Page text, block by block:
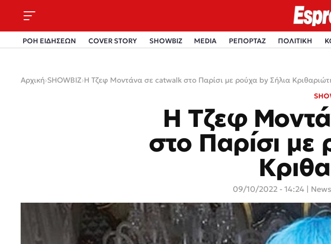
ΡΟΗ ΕΙΔΗΣΕΩΝ COVER STORY SHOWBIZ MEDIA ΡΕΠΟΡΤΑΖ ΠΟΛΙΤΙΚΗ
Αρχική›SHOWBIZ›Η Τζεφ Μοντάνα σε catwalk στο Παρίσι με ρούχα by Σήλια
Η Τζεφ
στο Παρίσι με
09/10/2022 - 14:24